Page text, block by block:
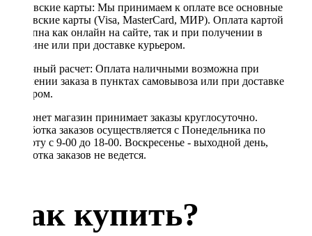
Банковские карты: Мы принимаем к оплате все основные
банковские карты (Visa, MasterCard, МИР). Оплата картой
доступна как онлайн на сайте, так и при получении в
магазине или при доставке курьером.
Наличный расчет: Оплата наличными возможна при
получении заказа в пунктах самовывоза или при доставке
курьером.
Интернет магазин принимает заказы круглосуточно.
Обработка заказов осуществляется с Понедельника по
Субботу с 9-00 до 18-00. Воскресенье - выходной день,
обработка заказов не ведется.
Как купить?